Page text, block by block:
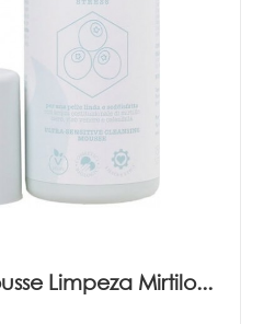
Limpeza Mirtilo...